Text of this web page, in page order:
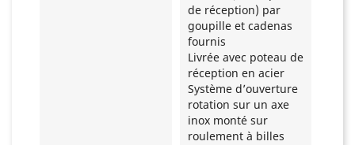
de réception) par
goupille et cadenas
fournis
Livrée avec poteau de
réception en acier
Système d’ouverture
rotation sur un axe
inox monté sur
roulement à billes